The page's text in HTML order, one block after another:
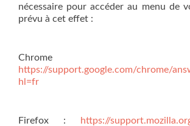
nécessaire pour accéder au menu de
prévu à cet effet :
https://support.google.com/chrome/
hl=fr
Firefox :
https://